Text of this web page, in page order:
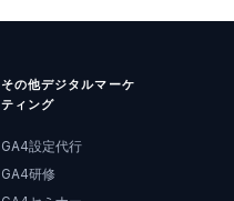
その他デジタルマーケ
ティング
GA4設定代行
GA4研修